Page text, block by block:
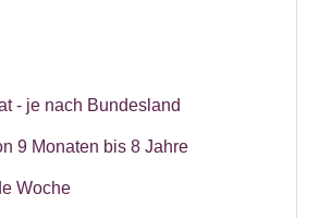
- je nach Bundesland
9 Monaten bis 8 Jahre
Woche